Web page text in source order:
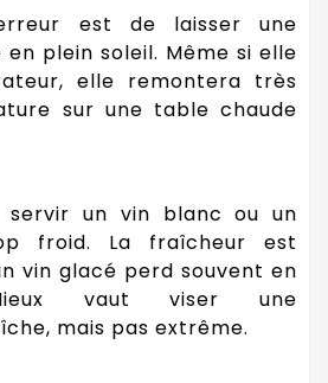
est de laisser une
plein soleil. Même si elle
elle remontera très
sur une table chaude
servir un vin blanc ou un
froid. La fraîcheur est
vin glacé perd souvent en
vaut viser une
mais pas extrême.